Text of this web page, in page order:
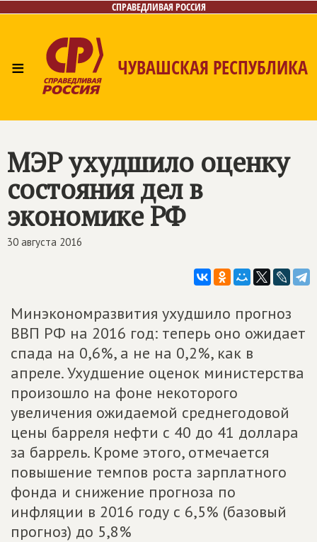
СПРАВЕДЛИВАЯ РОССИЯ
≡ ЧУВАШСКАЯ РЕСПУБЛИКА
МЭР ухудшило оценку
состояния дел в
экономике РФ
30 августа 2016
Минэкономразвития ухудшило прогноз
ВВП РФ на 2016 год: теперь оно ожидает
спада на 0,6%, а не на 0,2%, как в
апреле. Ухудшение оценок министерства
произошло на фоне некоторого
увеличения ожидаемой среднегодовой
цены барреля нефти с 40 до 41 доллара
за баррель. Кроме этого, отмечается
повышение темпов роста зарплатного
фонда и снижение прогноза по
инфляции в 2016 году с 6,5% (базовый
прогноз) до 5,8%